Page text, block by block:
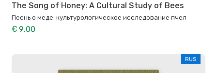
The Song of Honey: A Cultural Study of Bees
Песнь о меде: культурологическое исследование пчел
€ 9.00
RUS